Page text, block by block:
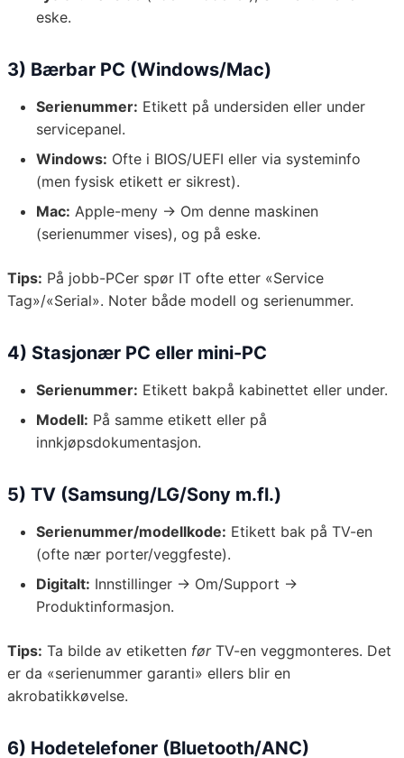
eske.
3) Bærbar PC (Windows/Mac)
Serienummer: Etikett på undersiden eller under
servicepanel.
Windows: Ofte i BIOS/UEFI eller via systeminfo
(men fysisk etikett er sikrest).
Mac: Apple-meny → Om denne maskinen
(serienummer vises), og på eske.
Tips: På jobb-PCer spør IT ofte etter «Service
Tag»/«Serial». Noter både modell og serienummer.
4) Stasjonær PC eller mini-PC
Serienummer: Etikett bakpå kabinettet eller under.
Modell: På samme etikett eller på
innkjøpsdokumentasjon.
5) TV (Samsung/LG/Sony m.fl.)
Serienummer/modellkode: Etikett bak på TV-en
(ofte nær porter/veggfeste).
Digitalt: Innstillinger → Om/Support →
Produktinformasjon.
Tips: Ta bilde av etiketten førTV-en veggmonteres. Det
er da «serienummer garanti» ellers blir en
akrobatikkøvelse.
6) Hodetelefoner (Bluetooth/ANC)